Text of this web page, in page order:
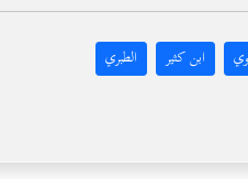
ابن كثير الطبري